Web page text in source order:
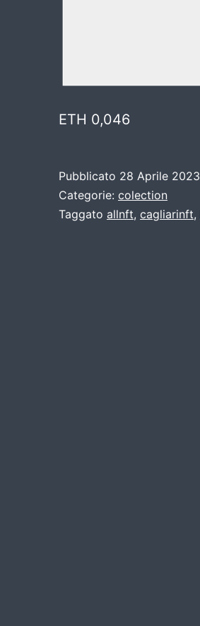
ETH 0,046
Pubblicato 28 Aprile 2023
Categorie: colection
Taggato allnft, cagliarinft,